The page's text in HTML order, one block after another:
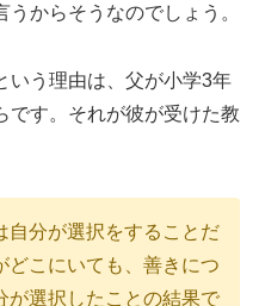
からそうなのでしょう。
いう理由は、父が小学3年
です。それが彼が受けた教
自分が選択をすることだ
どこにいても、善きにつ
が選択したことの結果で